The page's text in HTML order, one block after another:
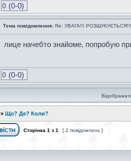
0 (0-0)
Тема повідомлення: Re: УВАГА!!!
лице начебто знайоме, попробую
0 (0-0)
» Що? Де? Коли?
Сторінка 1 з 1 [ 2 повідомлень ]